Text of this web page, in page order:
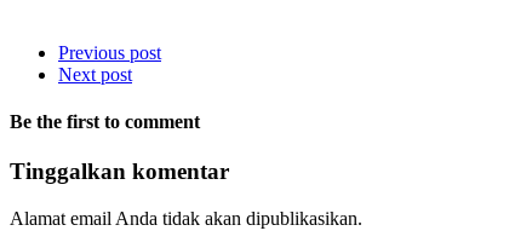
Previous post
Next post
Be the first to comment
Tinggalkan komentar
Alamat email Anda tidak akan dipublikasikan.